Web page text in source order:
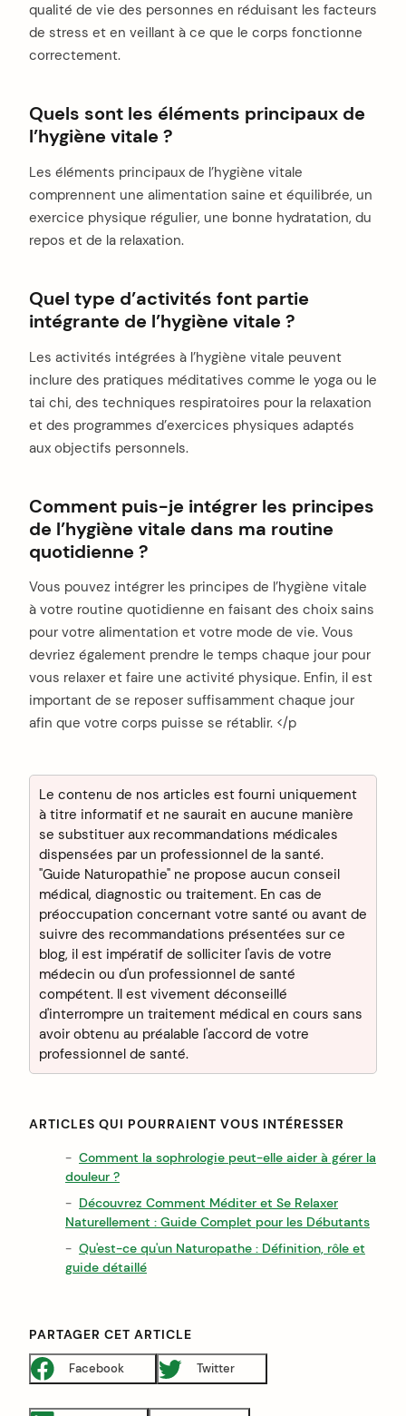
qualité de vie des personnes en réduisant les facteurs
de stress et en veillant à ce que le corps fonctionne
correctement.
Quels sont les éléments principaux de
l’hygiène vitale ?
Les éléments principaux de l’hygiène vitale
comprennent une alimentation saine et équilibrée, un
exercice physique régulier, une bonne hydratation, du
repos et de la relaxation.
Quel type d’activités font partie
intégrante de l’hygiène vitale ?
Les activités intégrées à l’hygiène vitale peuvent
inclure des pratiques méditatives comme le yoga ou le
tai chi, des techniques respiratoires pour la relaxation
et des programmes d’exercices physiques adaptés
aux objectifs personnels.
Comment puis-je intégrer les principes
de l’hygiène vitale dans ma routine
quotidienne ?
Vous pouvez intégrer les principes de l’hygiène vitale
à votre routine quotidienne en faisant des choix sains
pour votre alimentation et votre mode de vie. Vous
devriez également prendre le temps chaque jour pour
vous relaxer et faire une activité physique. Enfin, il est
important de se reposer suffisamment chaque jour
afin que votre corps puisse se rétablir. </p
Le contenu de nos articles est fourni uniquement
à titre informatif et ne saurait en aucune manière
se substituer aux recommandations médicales
dispensées par un professionnel de la santé.
"Guide Naturopathie" ne propose aucun conseil
médical, diagnostic ou traitement. En cas de
préoccupation concernant votre santé ou avant de
suivre des recommandations présentées sur ce
blog, il est impératif de solliciter l'avis de votre
médecin ou d'un professionnel de santé
compétent. Il est vivement déconseillé
d'interrompre un traitement médical en cours sans
avoir obtenu au préalable l'accord de votre
professionnel de santé.
ARTICLES QUI POURRAIENT VOUS INTÉRESSER
Comment la sophrologie peut-elle aider à gérer la
douleur ?
Découvrez Comment Méditer et Se Relaxer
Naturellement : Guide Complet pour les Débutants
Qu'est-ce qu'un Naturopathe : Définition, rôle et
guide détaillé
PARTAGER CET ARTICLE
Facebook Twitter